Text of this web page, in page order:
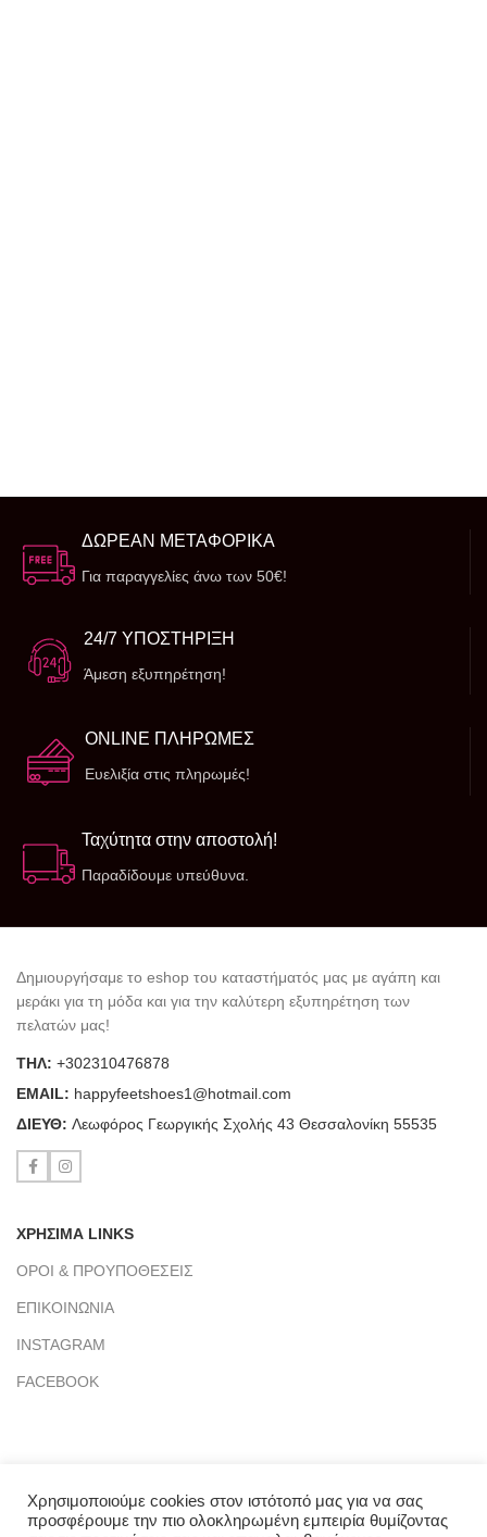
ΔΩΡΕΑΝ ΜΕΤΑΦΟΡΙΚΑ
Για παραγγελίες άνω των 50€!
24/7 ΥΠΟΣΤΗΡΙΞΗ
Άμεση εξυπηρέτηση!
ONLINE ΠΛΗΡΩΜΕΣ
Ευελιξία στις πληρωμές!
Ταχύτητα στην αποστολή!
Παραδίδουμε υπεύθυνα.
Δημιουργήσαμε το eshop του καταστήματός μας με αγάπη και
μεράκι για τη μόδα και για την καλύτερη εξυπηρέτηση των
πελατών μας!
ΤΗΛ: +302310476878
ΕΜΑΙL: happyfeetshoes1@hotmail.com
ΔΙΕΥΘ: Λεωφόρος Γεωργικής Σχολής 43 Θεσσαλονίκη 55535
ΧΡΗΣΙΜΑ LINKS
ΟΡΟΙ & ΠΡΟΥΠΟΘΕΣΕΙΣ
ΕΠΙΚΟΙΝΩΝΙΑ
INSTAGRAM
FACEBOOK
ΟΛΑ ΤΑ ΠΡΟΪΟΝΤΑ
Χρησιμοποιούμε cookies στον ιστότοπό μας για να σας
προσφέρουμε την πιο ολοκληρωμένη εμπειρία θυμίζοντας